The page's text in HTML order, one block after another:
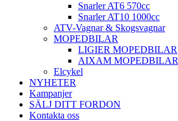
Snarler AT6 570cc
Snarler AT10 1000cc
ATV-Vagnar & Skogsvagnar
MOPEDBILAR
LIGIER MOPEDBILAR
AIXAM MOPEDBILAR
Elcykel
NYHETER
Kampanjer
SÄLJ DITT FORDON
Kontakta oss